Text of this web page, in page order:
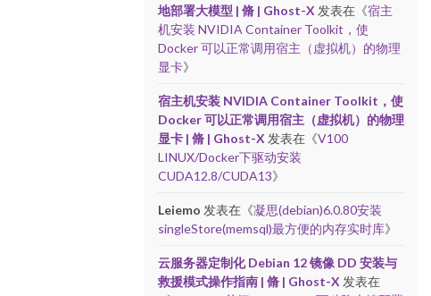
地部署大模型 | 脩 | Ghost-X 发表在《宿主
机安装 NVIDIA Container Toolkit，使
Docker 可以正常调用宿主（虚拟机）的物理
显卡》
宿主机安装 NVIDIA Container Toolkit，使
Docker 可以正常调用宿主（虚拟机）的物理
显卡 | 脩 | Ghost-X 发表在《V100
LINUX/Docker下驱动安装
CUDA12.8/CUDA13》
Leiemo 发表在《凝思(debian)6.0.80安装
singleStore(memsql)最方便的内存实时库》
云服务器定制化 Debian 12 镜像 DD 安装与
救援模式操作指南 | 脩 | Ghost-X 发表在